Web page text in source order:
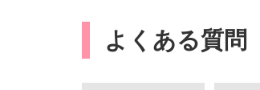
よくある質問